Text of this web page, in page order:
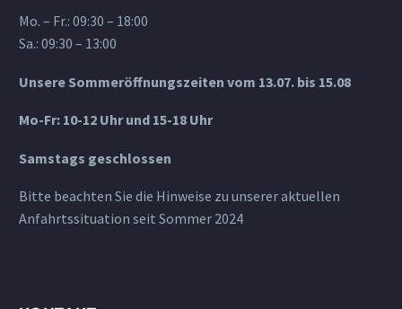
Mo. – Fr.: 09:30 – 18:00
Sa.: 09:30 – 13:00
Unsere Sommeröffnungszeiten vom 13.07. bis 15.08
Mo-Fr: 10-12 Uhr und 15-18 Uhr
Samstags geschlossen
Bitte beachten Sie die Hinweise zu unserer aktuellen
Anfahrtssituation seit Sommer 2024